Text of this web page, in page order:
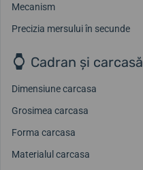
Mecanism
Precizia mersului în secunde
Cadran și carcasă
Dimensiune carcasa
Grosimea carcasa
Forma carcasa
Materialul carcasa